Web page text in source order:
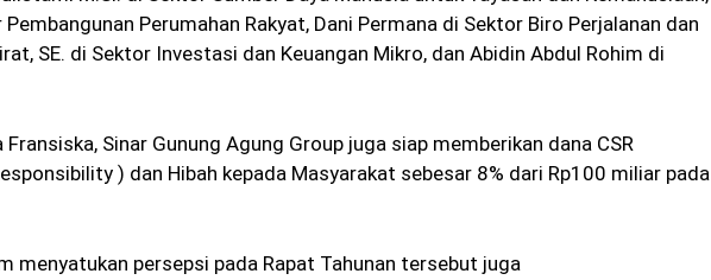
Pembangunan Perumahan Rakyat, Dani Permana di Sektor Biro Perjalanan dan
SE. di Sektor Investasi dan Keuangan Mikro, dan Abidin Abdul Rohim di
Sinar Gunung Agung Group juga siap memberikan dana CSR
) dan Hibah kepada Masyarakat sebesar 8% dari Rp100 miliar pada
menyatukan persepsi pada Rapat Tahunan tersebut juga